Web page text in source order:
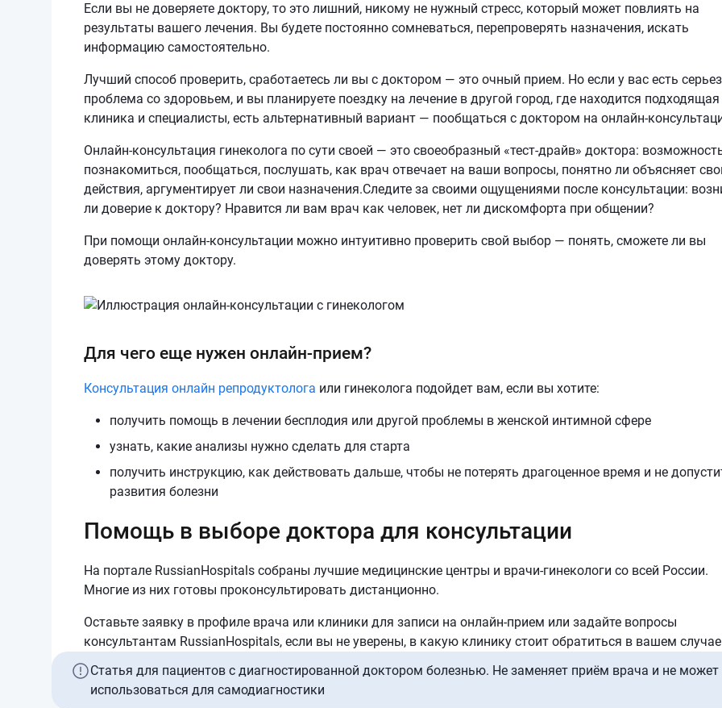
Если вы не доверяете доктору, то это лишний, никому не нужный стресс, который может повлиять на
результаты вашего лечения. Вы будете постоянно сомневаться, перепроверять назначения, искать
информацию самостоятельно.
Лучший способ проверить, сработаетесь ли вы с доктором — это очный прием. Но если у вас есть
проблема со здоровьем, и вы планируете поездку на лечение в другой город, где находится подходящая
клиника и специалисты, есть альтернативный вариант — пообщаться с доктором на онлайн-
Онлайн-консультация гинеколога по сути своей — это своеобразный «тест-драйв» доктора:
познакомиться, пообщаться, послушать, как врач отвечает на ваши вопросы, понятно ли объясняет
действия, аргументирует ли свои назначения.Следите за своими ощущениями после консультации:
ли доверие к доктору? Нравится ли вам врач как человек, нет ли дискомфорта при общении?
При помощи онлайн-консультации можно интуитивно проверить свой выбор — понять, сможете ли вы
доверять этому доктору.
Для чего еще нужен онлайн-прием?
Консультация онлайн репродуктолога или гинеколога подойдет вам, если вы хотите:
получить помощь в лечении бесплодия или другой проблемы в женской интимной сфере
узнать, какие анализы нужно сделать для старта
получить инструкцию, как действовать дальше, чтобы не потерять драгоценное время и не
развития болезни
Помощь в выборе доктора для консультации
На портале RussianHospitals собраны лучшие медицинские центры и врачи-гинекологи со всей России.
Многие из них готовы проконсультировать дистанционно.
Оставьте заявку в профиле врача или клиники для записи на онлайн-прием или задайте вопросы
консультантам RussianHospitals, если вы не уверены, в какую клинику стоит обратиться в вашем
Статья для пациентов с диагностированной доктором болезнью. Не заменяет приём врача и не может
использоваться для самодиагностики